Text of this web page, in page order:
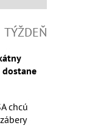
TÝŽDEŇ
dostane
chcú